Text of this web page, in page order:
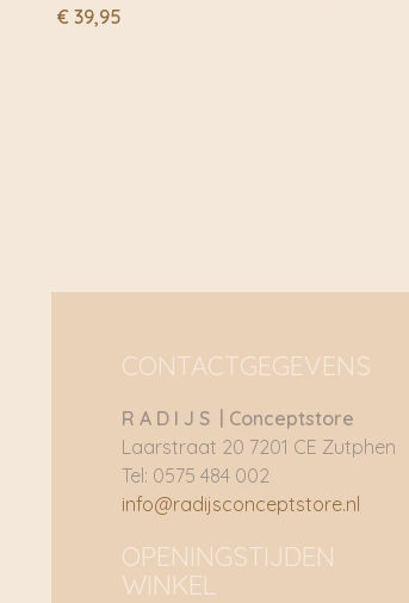
€ 39,95
CONTACTGEGEVENS
R A D I J S | Conceptstore
Laarstraat 20 7201 CE Zutphen
Tel: 0575 484 002
info@radijsconceptstore.nl
OPENINGSTIJDEN
WINKEL